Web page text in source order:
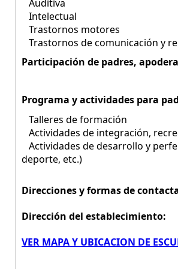
Auditiva
Intelectual
Trastornos motores
Trastornos de comunicación y
Participación de padres,
Programa y actividades para
Talleres de formación
Actividades de integración,
Actividades de desarrollo y
deporte, etc.)
Direcciones y formas de
Dirección del establecimiento:
VER MAPA Y UBICACION DE